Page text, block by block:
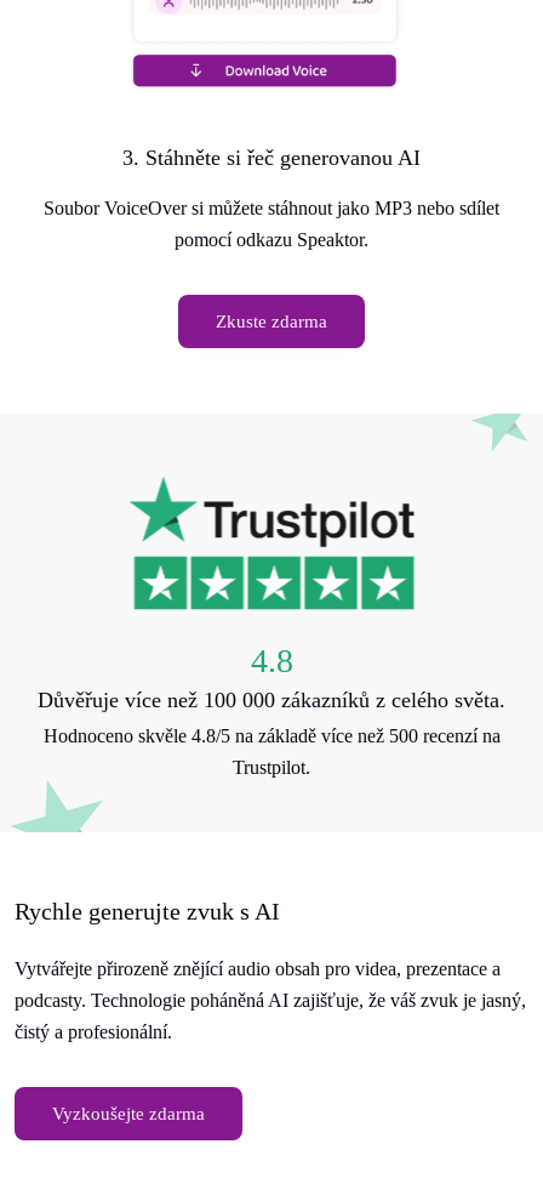
3. Stáhněte si řeč generovanou AI
Soubor VoiceOver si můžete stáhnout jako MP3 nebo sdílet
pomocí odkazu Speaktor.
Zkuste zdarma
4.8
Důvěřuje více než 100 000 zákazníků z celého světa.
Hodnoceno skvěle 4.8/5 na základě více než 500 recenzí na
Trustpilot.
Rychle generujte zvuk s AI
Vytvářejte přirozeně znějící audio obsah pro videa, prezentace a
podcasty. Technologie poháněná AI zajišťuje, že váš zvuk je jasný,
čistý a profesionální.
Vyzkoušejte zdarma